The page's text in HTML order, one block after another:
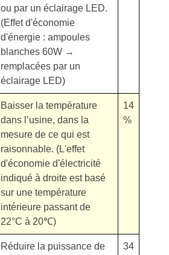
ou par un éclairage LED.
(Effet d'économie
d'énergie : ampoules
blanches 60W →
remplacées par un
éclairage LED)
Baisser la température
dans l’usine, dans la
mesure de ce qui est
raisonnable. (L'effet
d'économie d'électricité
indiqué à droite est basé
sur une température
intérieure passant de
22°C à 20℃)
14
%
Réduire la puissance de
34